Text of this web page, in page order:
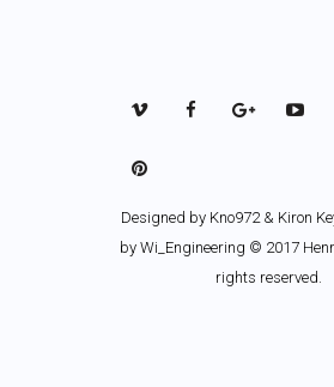
Designed by Kno972 & Kiron
by Wi_Engineering © 2017
rights reserved.